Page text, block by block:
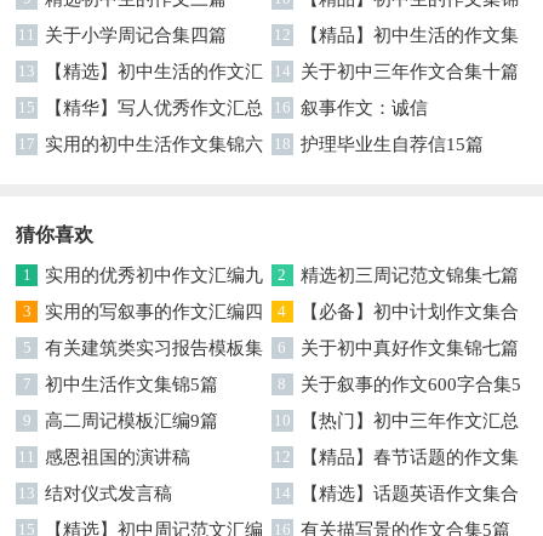
6篇
11 关于小学周记合集四篇 12
【精品】初中生活的作文集
锦十篇
13
【精选】初中生活的作文汇
总十篇
14 关于初中三年作文合集十篇
15
【精华】写人优秀作文汇总
6篇
16 叙事作文：诚信
17
实用的初中生活作文集锦六
18 护理毕业生自荐信15篇
猜你喜欢
1
实用的优秀初中作文汇编九
篇
2 精选初三周记范文锦集七篇
3
实用的写叙事的作文汇编四
篇
4
【必备】初中计划作文集合
五篇
5
有关建筑类实习报告模板集
锦九篇
6 关于初中真好作文集锦七篇
7 初中生活作文集锦5篇 8
关于叙事的作文600字合集5
篇
9 高二周记模板汇编9篇 10
【热门】初中三年作文汇总
十篇
11 感恩祖国的演讲稿 12
【精品】春节话题的作文集
锦8篇
13 结对仪式发言稿 14
【精选】话题英语作文集合
7篇
15 【精选】初中周记范文汇编 16 有关描写景的作文合集5篇